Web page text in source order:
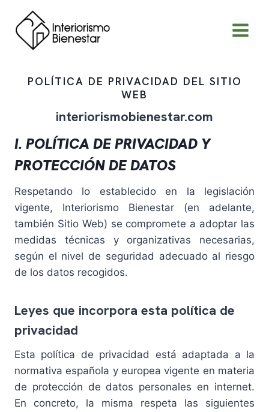
contenido
POLÍTICA DE PRIVACIDAD DEL SITIO
WEB
interiorismobienestar.com
I. POLÍTICA DE PRIVACIDAD Y
PROTECCIÓN DE DATOS
Respetando lo establecido en la legislación
vigente, Interiorismo Bienestar (en adelante,
también Sitio Web) se compromete a adoptar las
medidas técnicas y organizativas necesarias,
según el nivel de seguridad adecuado al riesgo
de los datos recogidos.
Leyes que incorpora esta política de
privacidad
Esta política de privacidad está adaptada a la
normativa española y europea vigente en materia
de protección de datos personales en internet.
En concreto, la misma respeta las siguientes